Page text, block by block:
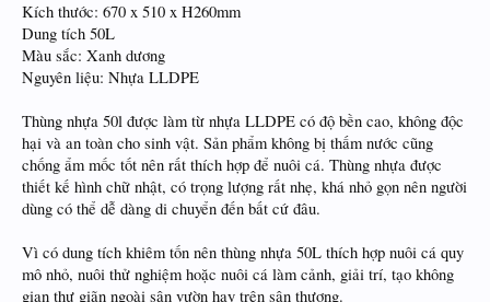
Kích thước: 670 x 510 x H260mm
Dung tích 50L
Màu sắc: Xanh dương
Nguyên liệu: Nhựa LLDPE
Thùng nhựa 50l được làm từ nhựa LLDPE có độ bền cao, không độc
hại và an toàn cho sinh vật. Sản phẩm không bị thấm nước cũng
chống ẩm mốc tốt nên rất thích hợp để nuôi cá. Thùng nhựa được
thiết kế hình chữ nhật, có trọng lượng rất nhẹ, khá nhỏ gọn nên người
dùng có thể dễ dàng di chuyển đến bất cứ đâu.
Vì có dung tích khiêm tốn nên thùng nhựa 50L thích hợp nuôi cá quy
mô nhỏ, nuôi thử nghiệm hoặc nuôi cá làm cảnh, giải trí, tạo không
gian thư giãn ngoài sân vườn hay trên sân thượng.